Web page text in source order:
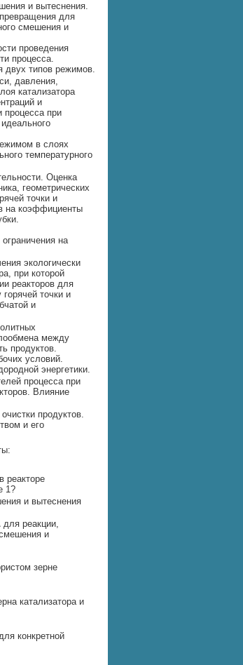
и вытеснения.
превращения для
смешения и
проведения
процесса.
двух типов режимов.
давления,
катализатора
и
процесса при
в слоях
температурного
Оценка
геометрических
точки и
на коэффициенты
на
экологически
при которой
реакторов для
точки и
и
между
продуктов.
условий.
энергетики.
процесса при
Влияние
продуктов.
и его
реакторе
1?
и вытеснения
реакции,
и
зерне
катализатора и
конкретной